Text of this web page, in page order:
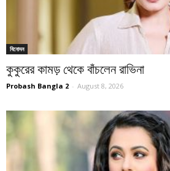
বিনোদন
কুকুরের কামড় থেকে বাঁচলেন রাভিনা
Probash Bangla 2 - August 8, 2026